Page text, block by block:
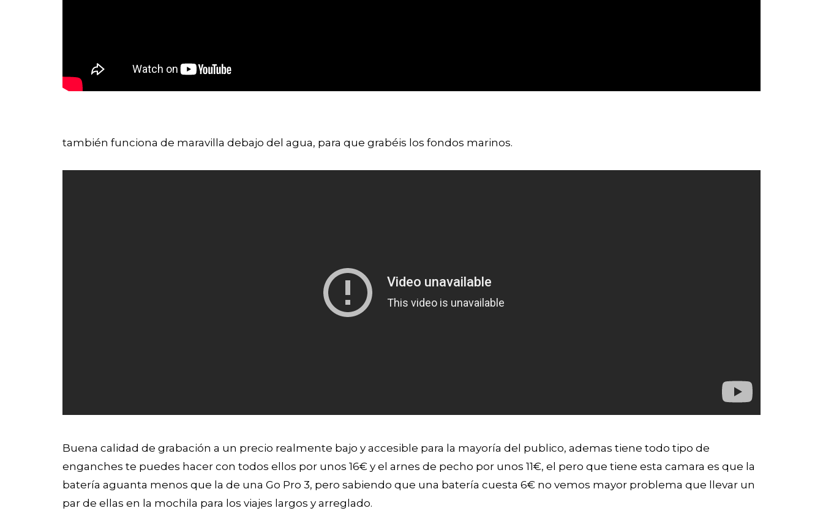
también funciona de maravilla debajo del agua, para que grabéis los fondos marinos.
Buena calidad de grabación a un precio realmente bajo y accesible para la mayoría del publico, ademas tiene todo tipo de
enganches te puedes hacer con todos ellos por unos 16€ y el arnes de pecho por unos 11€, el pero que tiene esta camara es que la
batería aguanta menos que la de una Go Pro 3, pero sabiendo que una batería cuesta 6€ no vemos mayor problema que llevar un
par de ellas en la mochila para los viajes largos y arreglado.